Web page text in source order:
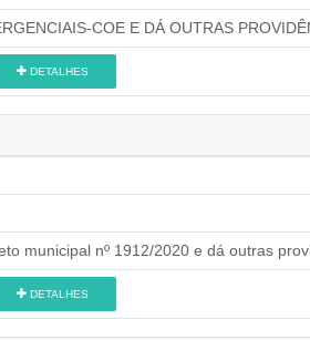
COE E DÁ OUTRAS
DETALHES
municipal nº 1912/2020 e dá outras
DETALHES